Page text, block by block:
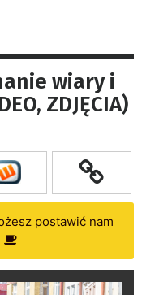
wiary i
ZDJĘCIA)
postawić nam